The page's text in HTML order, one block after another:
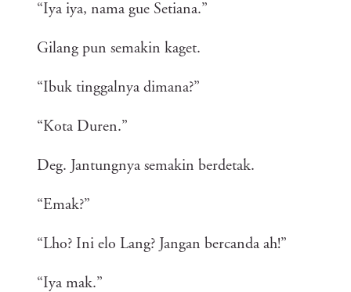
“Iya iya, nama gue Setiana.”
Gilang pun semakin kaget.
“Ibuk tinggalnya dimana?”
“Kota Duren.”
Deg. Jantungnya semakin berdetak.
“Emak?”
“Lho? Ini elo Lang? Jangan bercanda ah!”
“Iya mak.”